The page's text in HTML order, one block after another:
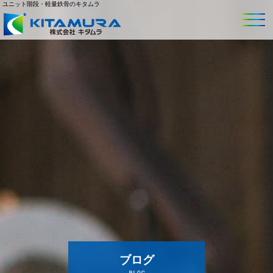
ユニット階段・軽量鉄骨のキタムラ
ブログ